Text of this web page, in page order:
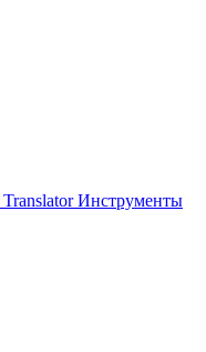
TranslatorИнструменты